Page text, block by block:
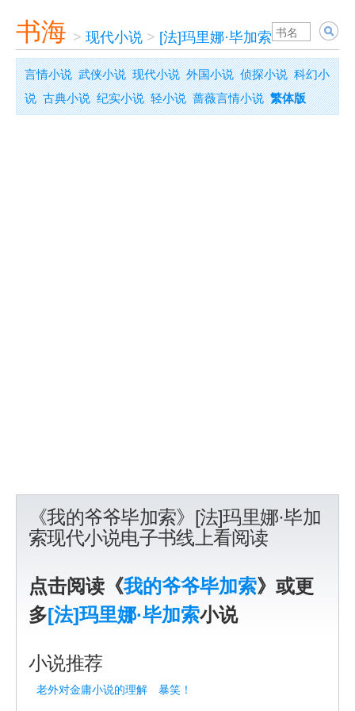
书海 > 现代小说 > [法]玛里娜·毕加索>我的爷爷
言情小说 武侠小说 现代小说 外国小说 侦探小说 科幻小
说 古典小说 纪实小说 轻小说 蔷薇言情小说 繁体版
《我的爷爷毕加索》[法]玛里娜·毕加
索现代小说电子书线上看阅读
点击阅读《我的爷爷毕加索》或更
多[法]玛里娜·毕加索小说
小说推荐
老外对金庸小说的理解 暴笑！